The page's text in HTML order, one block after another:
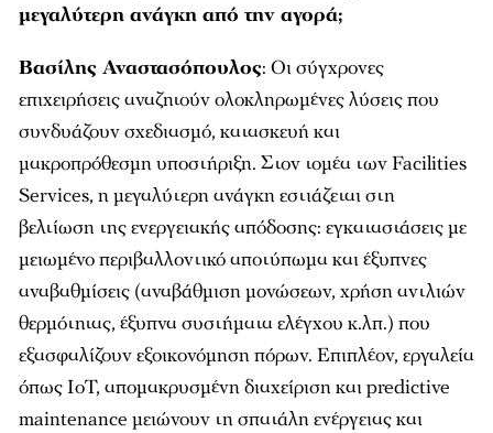
μεγαλύτερη ανάγκη από την αγορά;
Βασίλης Αναστασόπουλος: Οι σύγχρονες
επιχειρήσεις αναζητούν ολοκληρωμένες λύσεις που
συνδυάζουν σχεδιασμό, κατασκευή και
μακροπρόθεσμη υποστήριξη. Στον τομέα των Facilities
Services, η μεγαλύτερη ανάγκη εστιάζεται στη
βελτίωση της ενεργειακής απόδοσης: εγκαταστάσεις με
μειωμένο περιβαλλοντικό αποτύπωμα και έξυπνες
αναβαθμίσεις (αναβάθμιση μονώσεων, χρήση αντλιών
θερμότητας, έξυπνα συστήματα ελέγχου κ.λπ.) που
εξασφαλίζουν εξοικονόμηση πόρων. Επιπλέον, εργαλεία
όπως IoT, απομακρυσμένη διαχείριση και predictive
maintenance μειώνουν τη σπατάλη ενέργειας και